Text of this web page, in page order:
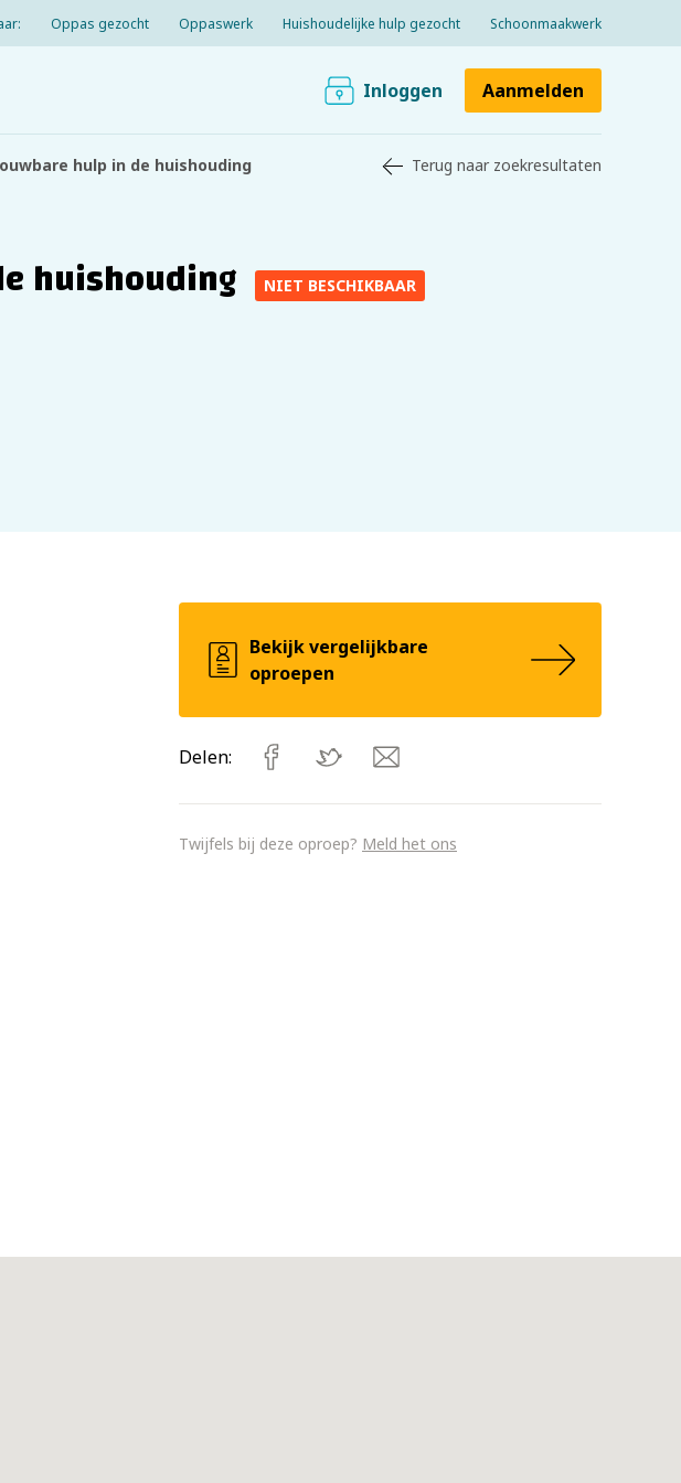
Oppas gezocht Oppaswerk Huishoudelijke hulp gezocht Schoonmaakwerk
Inloggen Aanmelden
hulp in de huishouding Terug naar zoekresultaten
huishouding NIET BESCHIKBAAR
Bekijk vergelijkbare
oproepen
Delen:
Twijfels bij deze oproep? Meld het ons